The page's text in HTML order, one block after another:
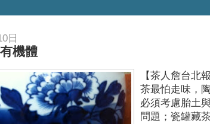
日
機體
【茶人詹台北
茶最怕走味，
必須考慮胎土
問題；瓷罐藏